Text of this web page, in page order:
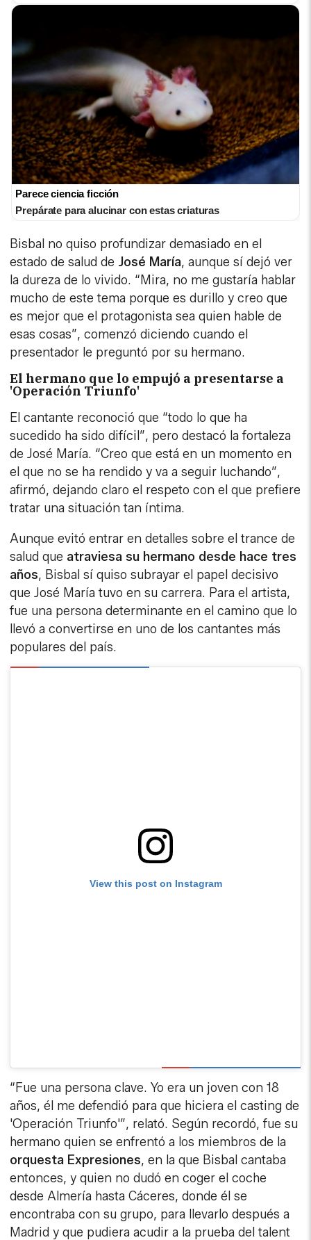
Parece ciencia ficción
Prepárate para alucinar con estas criaturas
Bisbal no quiso profundizar demasiado en el
estado de salud de José María, aunque sí dejó ver
la dureza de lo vivido. “Mira, no me gustaría hablar
mucho de este tema porque es durillo y creo que
es mejor que el protagonista sea quien hable de
esas cosas”, comenzó diciendo cuando el
presentador le preguntó por su hermano.
El hermano que lo empujó a presentarse a
'Operación Triunfo'
El cantante reconoció que “todo lo que ha
sucedido ha sido difícil”, pero destacó la fortaleza
de José María. “Creo que está en un momento en
el que no se ha rendido y va a seguir luchando”,
afirmó, dejando claro el respeto con el que prefiere
tratar una situación tan íntima.
Aunque evitó entrar en detalles sobre el trance de
salud que atraviesa su hermano desde hace tres
años, Bisbal sí quiso subrayar el papel decisivo
que José María tuvo en su carrera. Para el artista,
fue una persona determinante en el camino que lo
llevó a convertirse en uno de los cantantes más
populares del país.
View this post on Instagram
“Fue una persona clave. Yo era un joven con 18
años, él me defendió para que hiciera el casting de
'Operación Triunfo'”, relató. Según recordó, fue su
hermano quien se enfrentó a los miembros de la
orquesta Expresiones, en la que Bisbal cantaba
entonces, y quien no dudó en coger el coche
desde Almería hasta Cáceres, donde él se
encontraba con su grupo, para llevarlo después a
Madrid y que pudiera acudir a la prueba del talent